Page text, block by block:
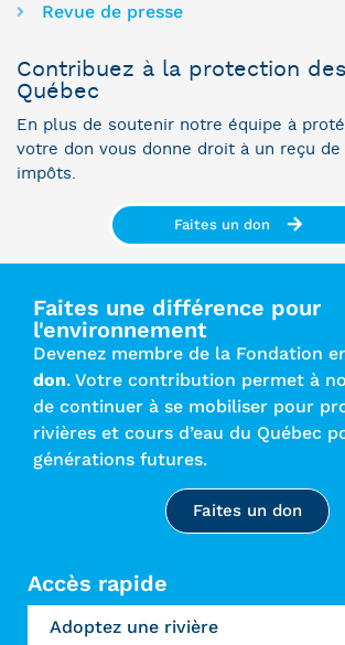
Revue de presse
Contribuez à la protection
Québec
En plus de soutenir notre équipe à
votre don vous donne droit à un reçu
impôts.
Faites un don
Faites une différence pour
l'environnement
Devenez membre de la Fondation
don. Votre contribution permet à
de continuer à se mobiliser pour
rivières et cours d’eau du Québec
générations futures.
Faites un don
Accès rapide
Adoptez une rivière